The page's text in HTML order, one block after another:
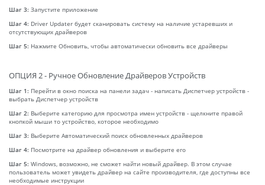
Шаг 3: Запустите приложение
Шаг 4: Driver Updater будет сканировать систему на наличие устаревших и
отсутствующих драйверов
Шаг 5: Нажмите Обновить, чтобы автоматически обновить все драйверы
ОПЦИЯ 2 - Ручное Обновление Драйверов Устройств
Шаг 1: Перейти в окно поиска на панели задач - написать Диспетчер устройств -
выбрать Диспетчер устройств
Шаг 2: Выберите категорию для просмотра имен устройств - щелкните правой
кнопкой мыши то устройство, которое необходимо
Шаг 3: Выберите Автоматический поиск обновленных драйверов
Шаг 4: Посмотрите на драйвер обновления и выберите его
Шаг 5: Windows, возможно, не сможет найти новый драйвер. В этом случае
пользователь может увидеть драйвер на сайте производителя, где доступны все
необходимые инструкции